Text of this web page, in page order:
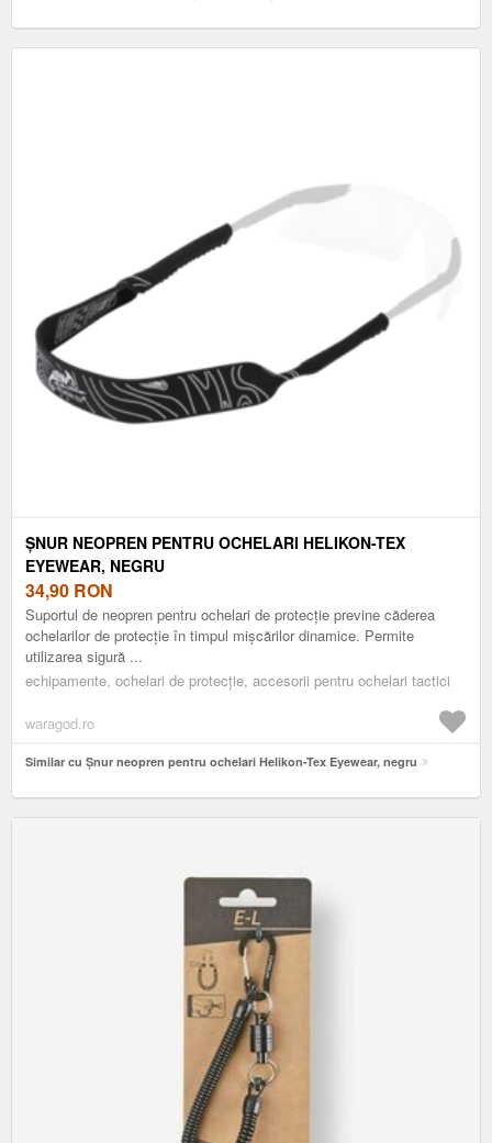
ȘNUR NEOPREN PENTRU OCHELARI HELIKON-TEX
EYEWEAR, NEGRU
34,90 RON
Suportul de neopren pentru ochelari de protecție previne căderea
ochelarilor de protecție în timpul mișcărilor dinamice. Permite
utilizarea sigură ...
echipamente, ochelari de protecție, accesorii pentru ochelari tactici
waragod.ro
Similar cu Șnur neopren pentru ochelari Helikon-Tex Eyewear, negru